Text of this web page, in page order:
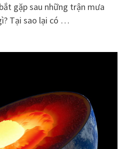
gặp sau những trận mưa
Tại sao lại có …